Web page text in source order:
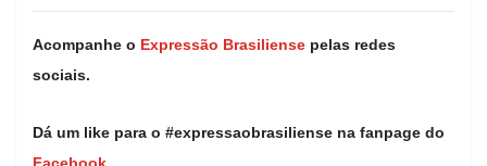
Acompanhe o Expressão Brasiliense pelas redes
sociais.
Dá um like para o #expressaobrasiliense na fanpage do